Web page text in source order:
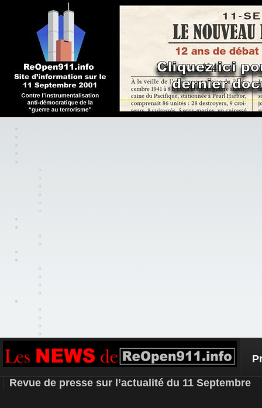
REOPEN911 – NEWS
Revue de presse sur l’actualité du 11 Septembre